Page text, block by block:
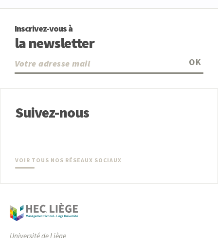
Inscrivez-vous à
la newsletter
OK
Suivez-nous
VOIR TOUS NOS RÉSEAUX SOCIAUX
Université de Liège